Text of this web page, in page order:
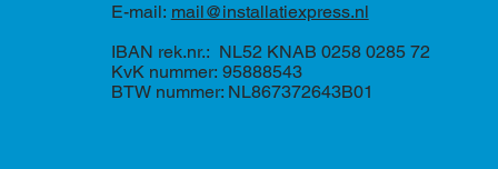
E-mail: mail@installatiexpress.nl
IBAN rek.nr.: NL52 KNAB 0258 0285 72
KvK nummer: 95888543
BTW nummer: NL867372643B01